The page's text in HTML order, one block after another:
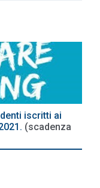
iscritti ai
(scadenza